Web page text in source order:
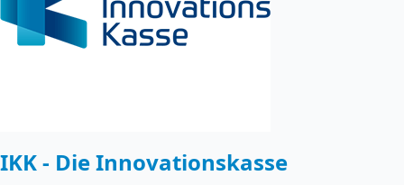
IKK - Die Innovationskasse